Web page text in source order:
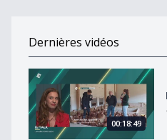
Dernières vidéos
Le meilleur de la saison
00:18:49